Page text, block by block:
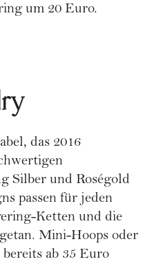
um 20 Euro.
das 2016
Silber und Roségold
passen für jeden
Ketten und die
Mini-Hoops oder
ab 35 Euro